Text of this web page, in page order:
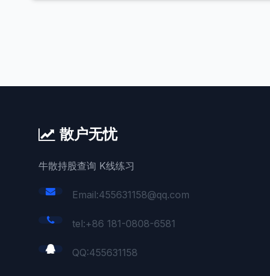
散户无忧
牛散持股查询 K线练习
Email:455631158@qq.com
tel:+86 181-0808-6581
QQ:455631158